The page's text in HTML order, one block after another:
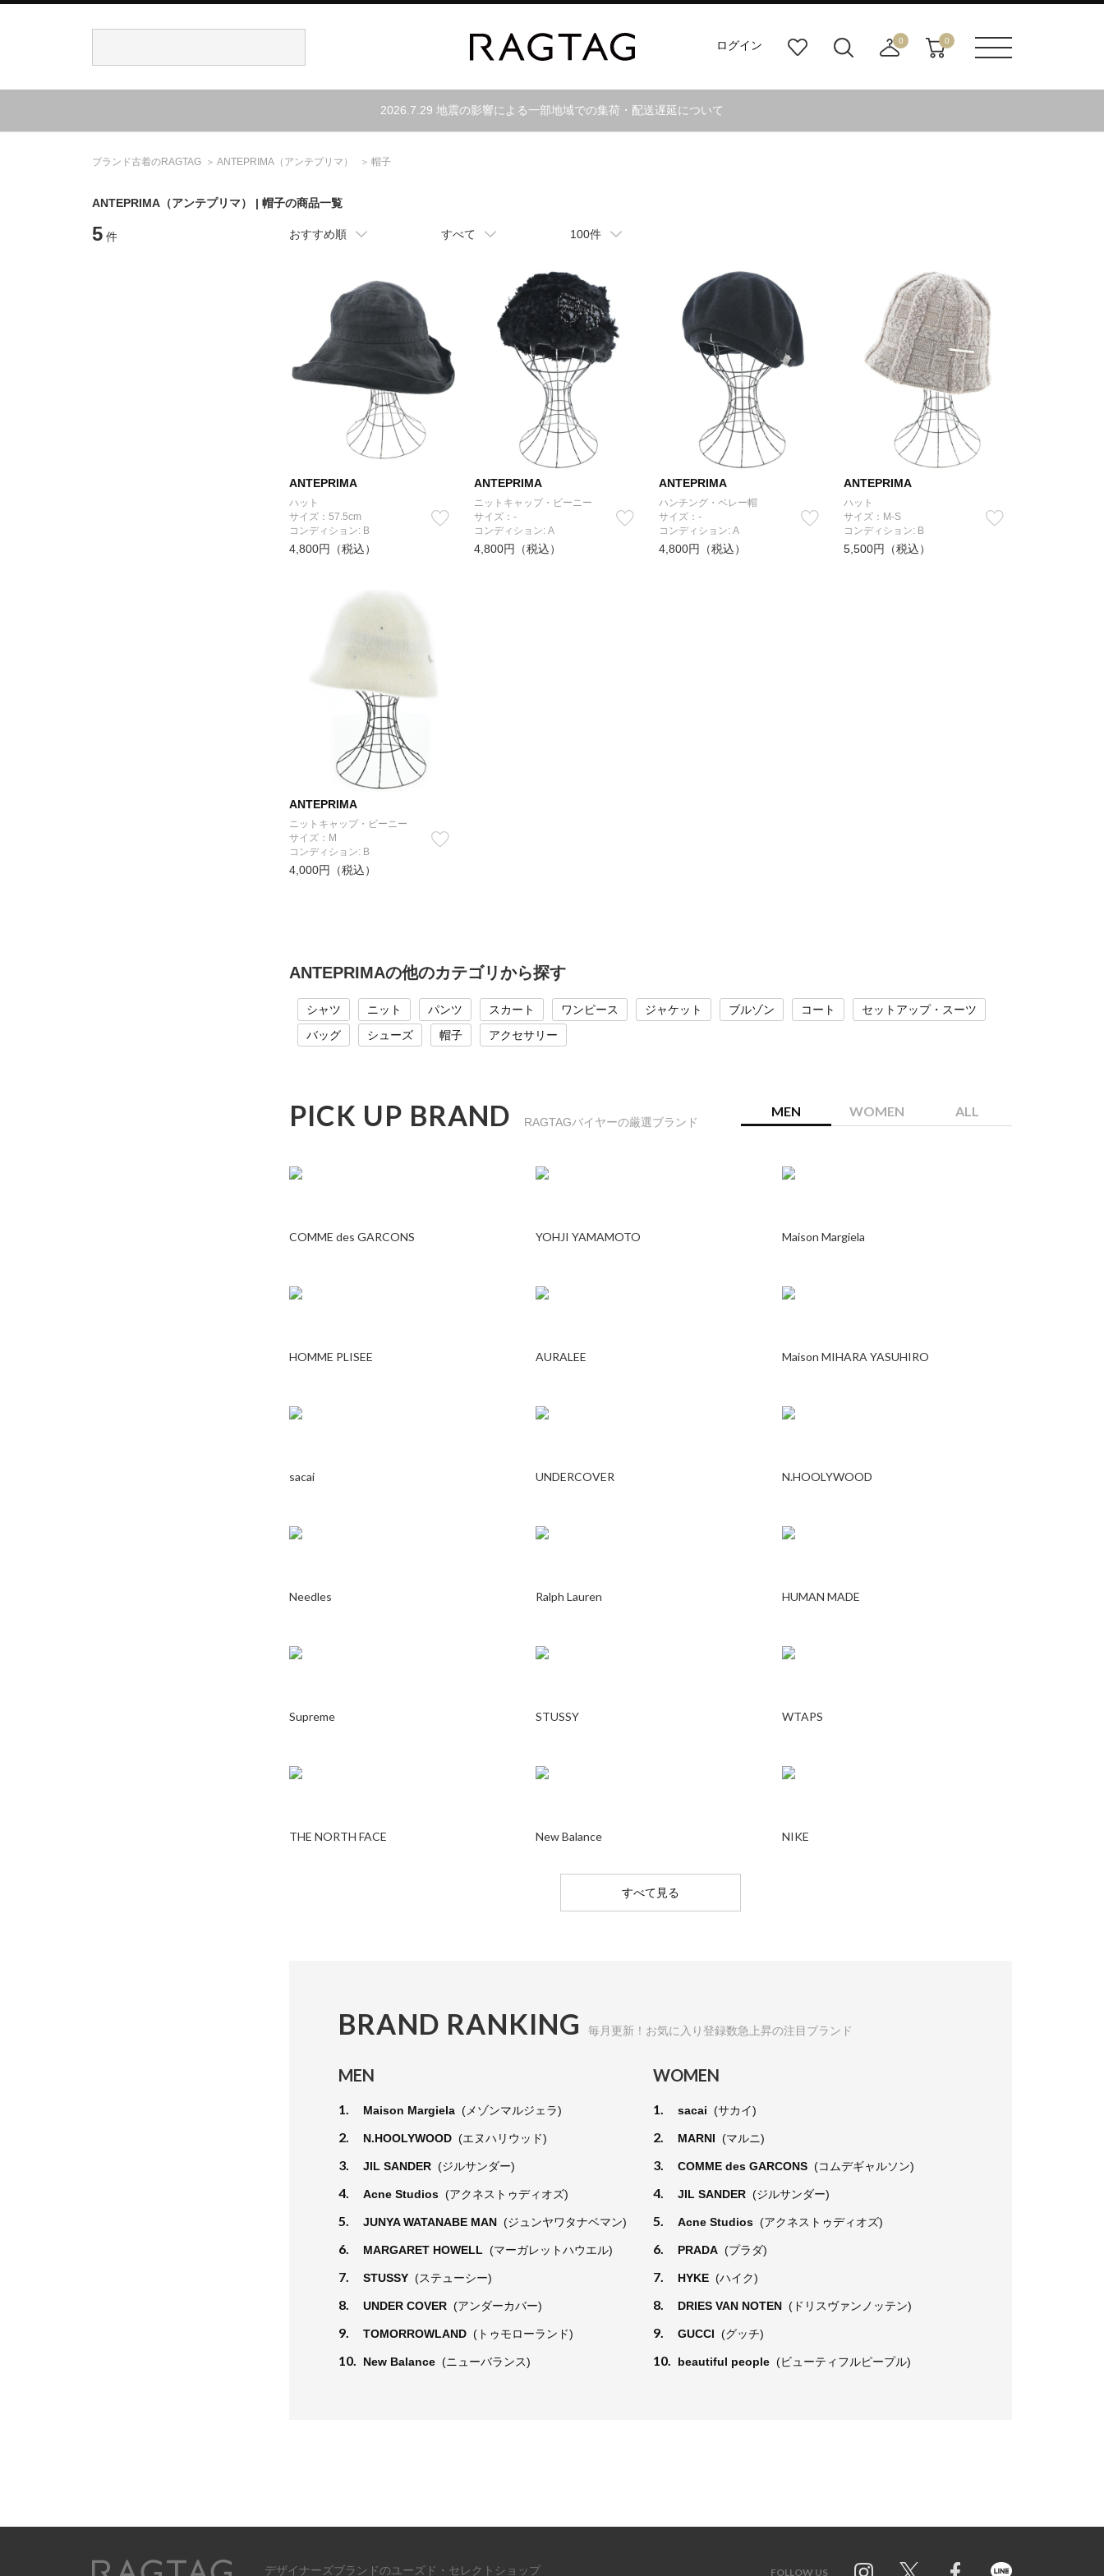
ログイン
り
ダ
0
寄
0
2026.7.29 地震の影響による一部地域での集荷・配送遅延について
ブランド古着のRAGTAG ANTEPRIMA （アンテプリマ） 帽子
ANTEPRIMA （アンテプリマ） | 帽子の商品一覧
5 件 おすすめ順 すべて 100件
ANTEPRIMA
ハット
サイズ：57.5cm
コンディション: B
4,800円（税込）
ANTEPRIMA
ニットキャップ・ビーニー
サイズ：-
コンディション: A
4,800円（税込）
ANTEPRIMA
ハンチング・ベレー帽
サイズ：-
コンディション: A
4,800円（税込）
ANTEPRIMA
ハット
サイズ：M-S
コンディション: B
5,500円（税込）
ANTEPRIMA
ニットキャップ・ビーニー
サイズ：M
コンディション: B
4,000円（税込）
ANTEPRIMAの他のカテゴリから探す
シャツ ニット パンツ スカート ワンピース ジャケット ブルゾン コート
セットアップ・スーツ
バッグ
シューズ 帽子 アクセサリー
PICK UP BRAND RAGTAGバイヤーの厳選ブランド
MEN WOMEN ALL
COMME des GARCONS YOHJI YAMAMOTO Maison Margiela
HOMME PLISEE AURALEE Maison MIHARA YASUHIRO
sacai UNDERCOVER N.HOOLYWOOD
Needles Ralph Lauren HUMAN MADE
Supreme STUSSY WTAPS
THE NORTH FACE New Balance NIKE
すべて見る
BRAND RANKING 毎月更新！お気に入り登録数急上昇の注目ブランド
MEN
1. Maison Margiela (メゾンマルジェラ)
2. N.HOOLYWOOD (エヌハリウッド)
3. JIL SANDER (ジルサンダー)
4. Acne Studios (アクネストゥディオズ)
5. JUNYA WATANABE MAN (ジュンヤワタナベマン)
6. MARGARET HOWELL (マーガレットハウエル)
7. STUSSY (ステューシー)
8. UNDER COVER (アンダーカバー)
9. TOMORROWLAND (トゥモローランド)
10. New Balance (ニューバランス)
WOMEN
1. sacai (サカイ)
2. MARNI (マルニ)
3. COMME des GARCONS (コムデギャルソン)
4. JIL SANDER (ジルサンダー)
5. Acne Studios (アクネストゥディオズ)
6. PRADA (プラダ)
7. HYKE (ハイク)
8. DRIES VAN NOTEN (ドリスヴァンノッテン)
9. GUCCI (グッチ)
10. beautiful people (ビューティフルピープル)
デザイナーズブランドのユーズド・セレクトショップ FOLLOW US